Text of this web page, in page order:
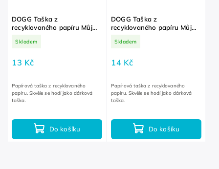
DOGG Taška z
recyklovaného papíru Můj
Skladem
13 Kč
Do košíku
Papírová taška z recyklovaného
papíru. Skvěle se hodí jako dárková
taška.
DOGG Taška z
recyklovaného papíru Můj
Skladem
14 Kč
Do košíku
Papírová taška z recyklovaného
papíru. Skvěle se hodí jako dárková
taška.